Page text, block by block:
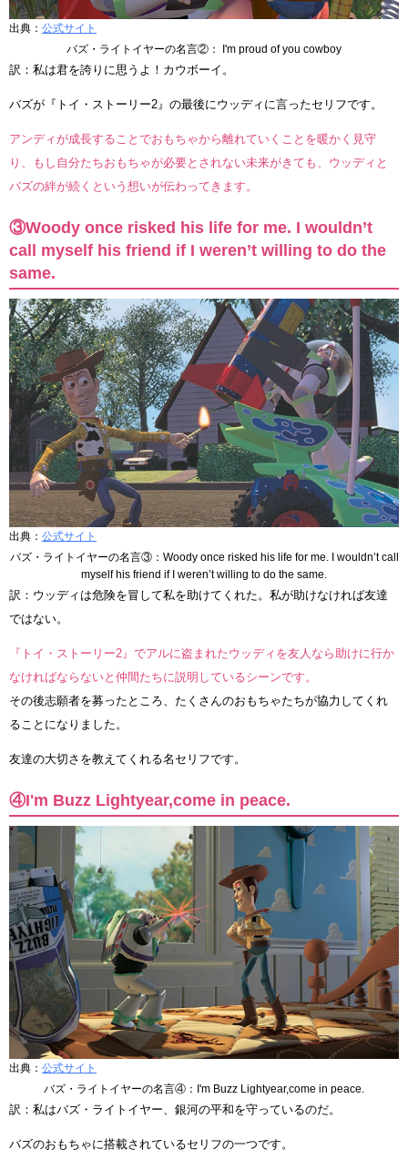
出典： 公式サイト
バズ・ライトイヤーの名言②： I'm proud of you cowboy
訳：私は君を誇りに思うよ！カウボーイ。
バズが『トイ・ストーリー2』の最後にウッディに言ったセリフです。
アンディが成長することでおもちゃから離れていくことを暖かく見守
り、もし自分たちおもちゃが必要とされない未来がきても、ウッディと
バズの絆が続くという想いが伝わってきます。
③Woody once risked his life for me. I wouldn’t
call myself his friend if I weren’t willing to do the
same.
出典： 公式サイト
バズ・ライトイヤーの名言③：Woody once risked his life for me. I wouldn’t call
myself his friend if I weren’t willing to do the same.
訳：ウッディは危険を冒して私を助けてくれた。私が助けなければ友達
ではない。
『トイ・ストーリー2』でアルに盗まれたウッディを友人なら助けに行か
なければならないと仲間たちに説明しているシーンです。
その後志願者を募ったところ、たくさんのおもちゃたちが協力してくれ
ることになりました。
友達の大切さを教えてくれる名セリフです。
④I'm Buzz Lightyear,come in peace.
出典： 公式サイト
バズ・ライトイヤーの名言④：I'm Buzz Lightyear,come in peace.
訳：私はバズ・ライトイヤー、銀河の平和を守っているのだ。
バズのおもちゃに搭載されているセリフの一つです。